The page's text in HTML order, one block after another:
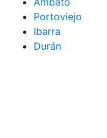
Portoviejo
Ibarra
Durán